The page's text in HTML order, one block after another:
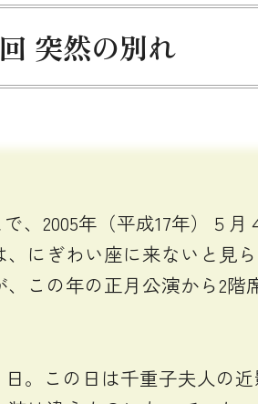
突然の別れ
、2005年（平成17年）５
にぎわい座に来ないと見
この年の正月公演から2
。この日は千重子夫人の